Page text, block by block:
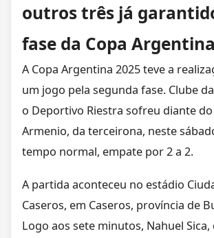
outros três já
fase da Copa Argentina
A Copa Argentina 2025 teve a
um jogo pela segunda fase. Clube
o Deportivo Riestra sofreu diante
Armenio, da terceirona, neste
tempo normal, empate por 2 a 2.
A partida aconteceu no estádio
Caseros, em Caseros, província de
Logo aos sete minutos, Nahuel Sica,